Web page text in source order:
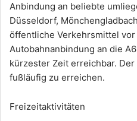
Anbindung an beliebte
Düsseldorf,
öffentliche Verkehrsmittel
Autobahnanbindung an die
kürzester Zeit erreichbar.
fußläufig zu erreichen.
Freizeitaktivitäten